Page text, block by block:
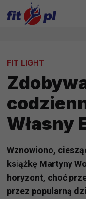
FIT LIGHT
Własny
Wznowiono,
książkę Martyny
horyzont, choć
przez popularną